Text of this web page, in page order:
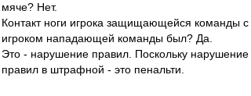
мяче? Нет.
Контакт ноги игрока защищающейся команды с
игроком нападающей команды был? Да.
Это - нарушение правил. Поскольку нарушение
правил в штрафной - это пенальти.